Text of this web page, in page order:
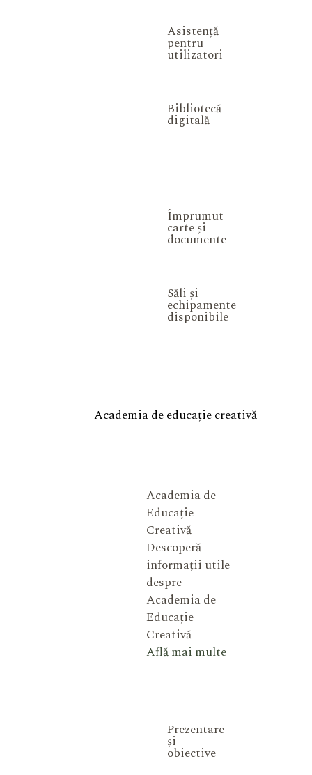
Asistență
pentru
utilizatori
Bibliotecă
digitală
Împrumut
carte și
documente
Săli și
echipamente
disponibile
Academia de educație creativă
Academia de
Educație
Creativă
Descoperă
informații utile
despre
Academia de
Educație
Creativă
Află mai multe
Prezentare
și
obiective